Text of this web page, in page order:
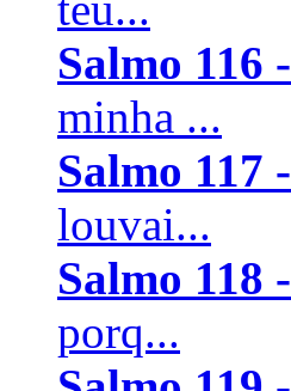
Salmo 116 -
minha ...
Salmo 117 -
louvai...
Salmo 118 -
porq...